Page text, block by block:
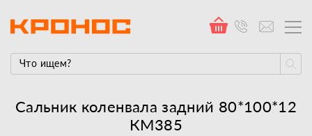
Сальник коленвала задний 80*100*12
КМ385